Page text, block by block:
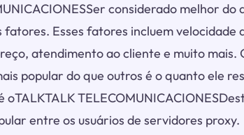
considerado melhor do
Esses fatores incluem velocidade
atendimento ao cliente e muito mais.
popular do que outros é o quanto ele
entre os usuários de servidores proxy.